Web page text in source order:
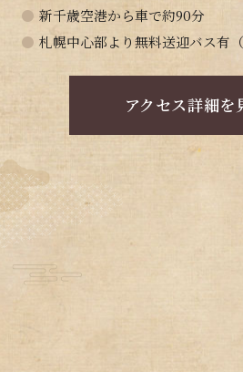
● 新千歳空港から車で約90分
● 札幌中心部より無料送迎バス有
アクセス詳細を